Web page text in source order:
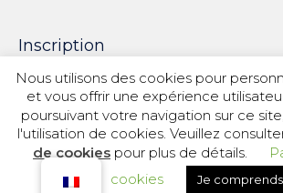
Inscription
© 2018 SPOTWORK
Politique de confidentialité|
Information sur les
Nous utilisons des cookies pour
et vous offrir une expérience
poursuivant votre navigation sur ce
l'utilisation de cookies. Veuillez
de cookies pour plus de détails.
cookies
Je comprends